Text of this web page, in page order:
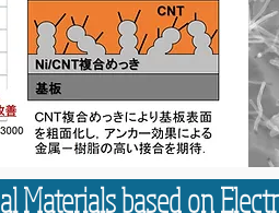
Materials based on